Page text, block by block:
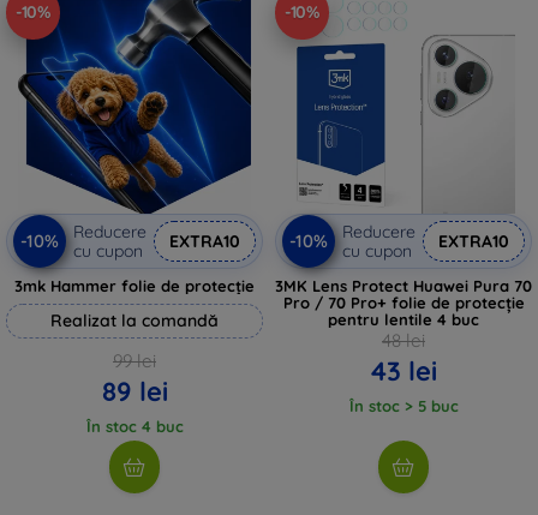
-10%
-10%
Reducere
cu cupon
EXTRA10
3mk Hammer folie de protecție
Realizat la comandă
99 lei
89 lei
În stoc 4 buc
-10%
-10%
Reducere
cu cupon
EXTRA10
3MK Lens Protect Huawei Pura 70
Pro / 70 Pro+ folie de protecție
pentru lentile 4 buc
48 lei
43 lei
În stoc > 5 buc